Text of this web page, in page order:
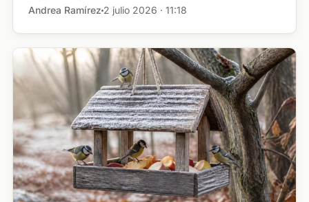
Andrea Ramírez 2 julio 2026 · 11:18